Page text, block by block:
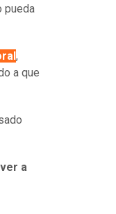
pueda
,
a que
a